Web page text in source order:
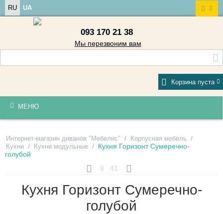
RU UA
093 170 21 38
Мы перезвоним вам
Корзина пуста
МЕНЮ
Интернет-магазин диванов "Мебелис" / Корпусная мебель /
Кухни / Кухни модульные / Кухня Горизонт Сумеречно-
голубой
9
41
Кухня Горизонт Сумеречно-
голубой